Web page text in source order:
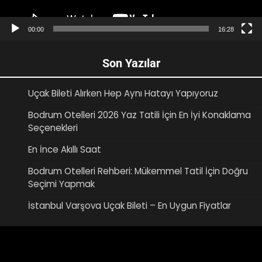
00:00 16:28
Son Yazılar
Uçak Bileti Alırken Hep Aynı Hatayı Yapıyoruz
Bodrum Otelleri 2026 Yaz Tatili İçin En İyi Konaklama
Seçenekleri
En İnce Akıllı Saat
Bodrum Otelleri Rehberi: Mükemmel Tatil İçin Doğru
Seçimi Yapmak
İstanbul Varşova Uçak Bileti – En Uygun Fiyatlar